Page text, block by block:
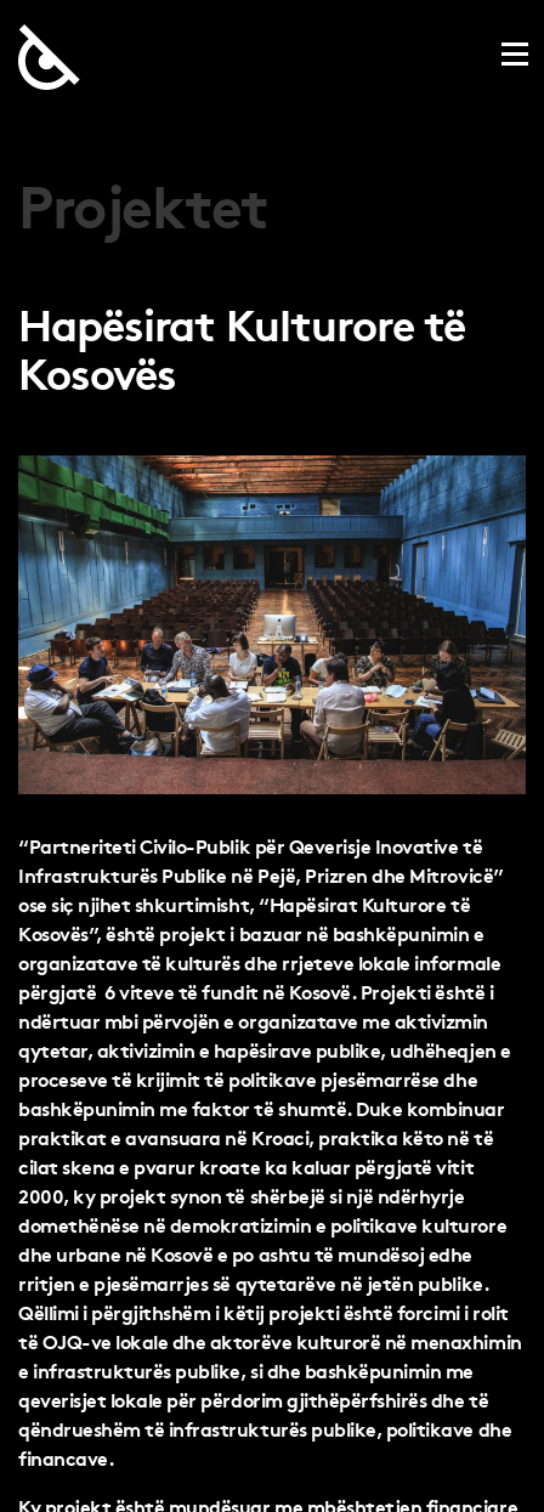
Projektet
Hapësirat Kulturore të
Kosovës
“Partneriteti Civilo-Publik për Qeverisje Inovative të
Infrastrukturës Publike në Pejë, Prizren dhe Mitrovicë”
ose siç njihet shkurtimisht, “Hapësirat Kulturore të
Kosovës”, është projekt i bazuar në bashkëpunimin e
organizatave të kulturës dhe rrjeteve lokale informale
përgjatë 6 viteve të fundit në Kosovë. Projekti është i
ndërtuar mbi përvojën e organizatave me aktivizmin
qytetar, aktivizimin e hapësirave publike, udhëheqjen e
proceseve të krijimit të politikave pjesëmarrëse dhe
bashkëpunimin me faktor të shumtë. Duke kombinuar
praktikat e avansuara në Kroaci, praktika këto në të
cilat skena e pvarur kroate ka kaluar përgjatë vitit
2000, ky projekt synon të shërbejë si një ndërhyrje
domethënëse në demokratizimin e politikave kulturore
dhe urbane në Kosovë e po ashtu të mundësoj edhe
rritjen e pjesëmarrjes së qytetarëve në jetën publike.
Qëllimi i përgjithshëm i këtij projekti është forcimi i rolit
të OJQ-ve lokale dhe aktorëve kulturorë në menaxhimin
e infrastrukturës publike, si dhe bashkëpunimin me
qeverisjet lokale për përdorim gjithëpërfshirës dhe të
qëndrueshëm të infrastrukturës publike, politikave dhe
financave.
Ky projekt është mundësuar me mbështetjen financiare